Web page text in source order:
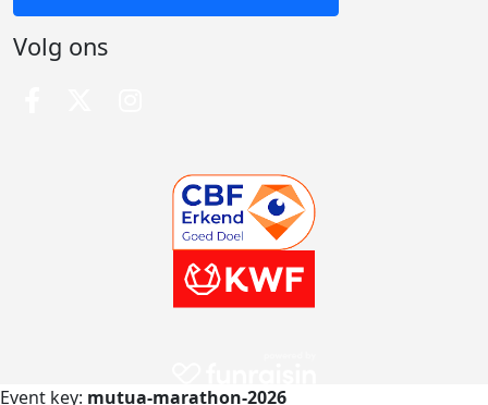
Volg ons
Event key: mutua-marathon-2026